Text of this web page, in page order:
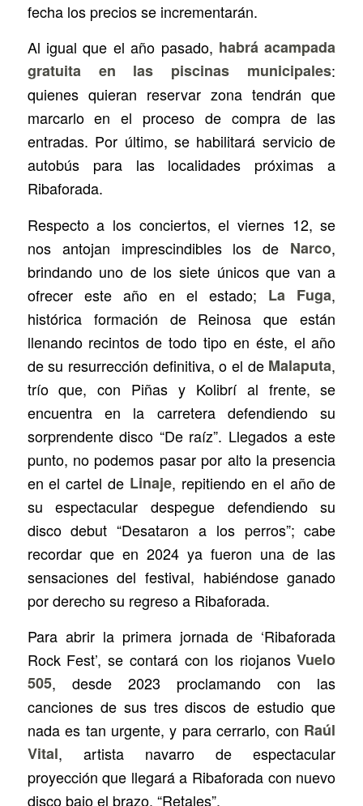
fecha los precios se incrementarán.
Al igual que el año pasado, habrá acampada
gratuita en las piscinas municipales:
quienes quieran reservar zona tendrán que
marcarlo en el proceso de compra de las
entradas. Por último, se habilitará servicio de
autobús para las localidades próximas a
Ribaforada.
Respecto a los conciertos, el viernes 12, se
nos antojan imprescindibles los de Narco,
brindando uno de los siete únicos que van a
ofrecer este año en el estado; La Fuga,
histórica formación de Reinosa que están
llenando recintos de todo tipo en éste, el año
de su resurrección definitiva, o el de Malaputa,
trío que, con Piñas y Kolibrí al frente, se
encuentra en la carretera defendiendo su
sorprendente disco “De raíz”. Llegados a este
punto, no podemos pasar por alto la presencia
en el cartel de Linaje, repitiendo en el año de
su espectacular despegue defendiendo su
disco debut “Desataron a los perros”; cabe
recordar que en 2024 ya fueron una de las
sensaciones del festival, habiéndose ganado
por derecho su regreso a Ribaforada.
Para abrir la primera jornada de ‘Ribaforada
Rock Fest’, se contará con los riojanosVuelo
505, desde 2023 proclamando con las
canciones de sus tres discos de estudio que
nada es tan urgente, y para cerrarlo, con Raúl
Vital, artista navarro de espectacular
proyección que llegará a Ribaforada con nuevo
disco bajo el brazo, “Retales”.